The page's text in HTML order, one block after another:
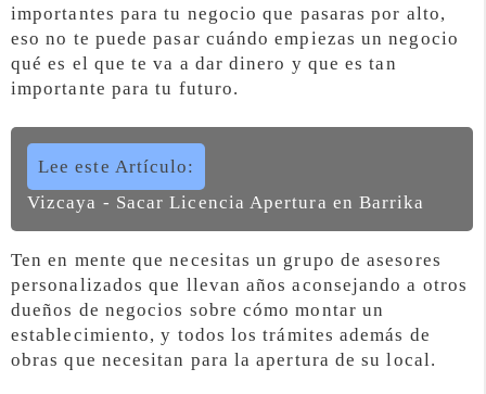
importantes para tu negocio que pasaras por alto,
eso no te puede pasar cuándo empiezas un negocio
qué es el que te va a dar dinero y que es tan
importante para tu futuro.
Lee este Artículo:
Vizcaya - Sacar Licencia Apertura en Barrika
Ten en mente que necesitas un grupo de asesores
personalizados que llevan años aconsejando a otros
dueños de negocios sobre cómo montar un
establecimiento, y todos los trámites además de
obras que necesitan para la apertura de su local.